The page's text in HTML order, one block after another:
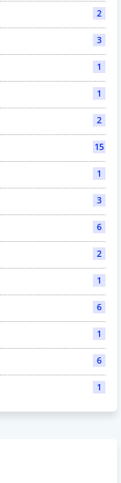
2
3
1
1
2
15
1
3
6
2
1
6
1
6
1